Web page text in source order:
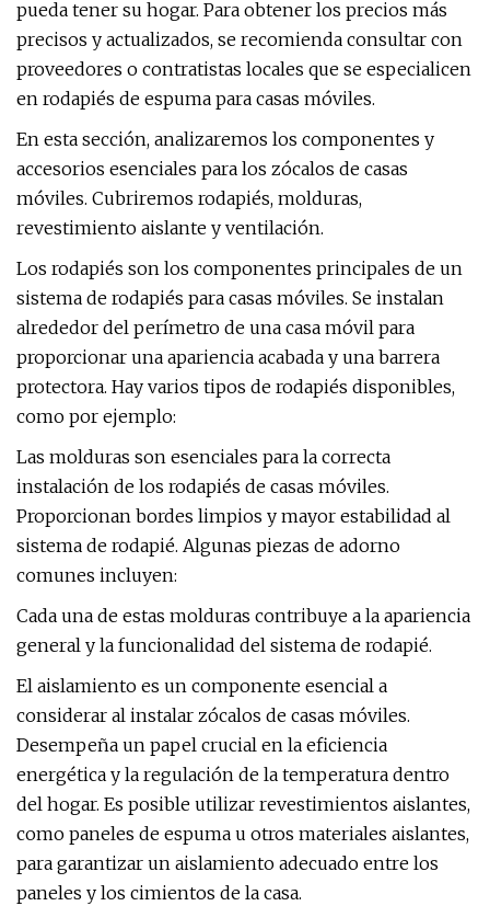
pueda tener su hogar. Para obtener los precios más
precisos y actualizados, se recomienda consultar con
proveedores o contratistas locales que se especialicen
en rodapiés de espuma para casas móviles.
En esta sección, analizaremos los componentes y
accesorios esenciales para los zócalos de casas
móviles. Cubriremos rodapiés, molduras,
revestimiento aislante y ventilación.
Los rodapiés son los componentes principales de un
sistema de rodapiés para casas móviles. Se instalan
alrededor del perímetro de una casa móvil para
proporcionar una apariencia acabada y una barrera
protectora. Hay varios tipos de rodapiés disponibles,
como por ejemplo:
Las molduras son esenciales para la correcta
instalación de los rodapiés de casas móviles.
Proporcionan bordes limpios y mayor estabilidad al
sistema de rodapié. Algunas piezas de adorno
comunes incluyen:
Cada una de estas molduras contribuye a la apariencia
general y la funcionalidad del sistema de rodapié.
El aislamiento es un componente esencial a
considerar al instalar zócalos de casas móviles.
Desempeña un papel crucial en la eficiencia
energética y la regulación de la temperatura dentro
del hogar. Es posible utilizar revestimientos aislantes,
como paneles de espuma u otros materiales aislantes,
para garantizar un aislamiento adecuado entre los
paneles y los cimientos de la casa.